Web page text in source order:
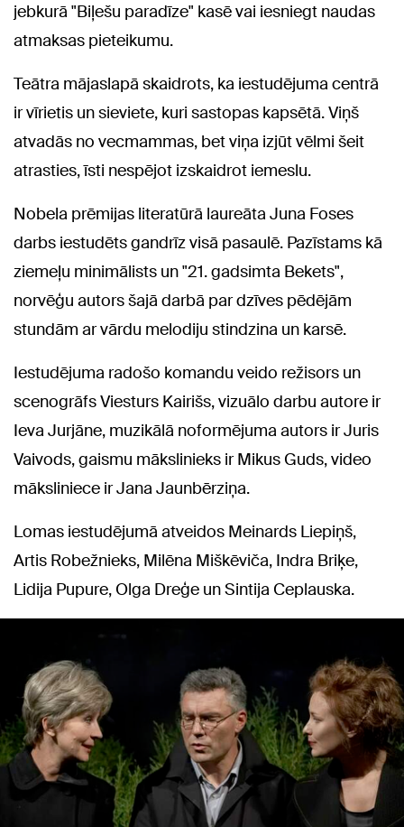
jebkurā "Biļešu paradīze" kasē vai iesniegt naudas
atmaksas pieteikumu.
Teātra mājaslapā skaidrots, ka iestudējuma centrā
ir vīrietis un sieviete, kuri sastopas kapsētā. Viņš
atvadās no vecmammas, bet viņa izjūt vēlmi šeit
atrasties, īsti nespējot izskaidrot iemeslu.
Nobela prēmijas literatūrā laureāta Juna Foses
darbs iestudēts gandrīz visā pasaulē. Pazīstams kā
ziemeļu minimālists un "21. gadsimta Bekets",
norvēģu autors šajā darbā par dzīves pēdējām
stundām ar vārdu melodiju stindzina un karsē.
Iestudējuma radošo komandu veido režisors un
scenogrāfs Viesturs Kairišs, vizuālo darbu autore ir
Ieva Jurjāne, muzikālā noformējuma autors ir Juris
Vaivods, gaismu mākslinieks ir Mikus Guds, video
māksliniece ir Jana Jaunbērziņa.
Lomas iestudējumā atveidos Meinards Liepiņš,
Artis Robežnieks, Milēna Miškēviča, Indra Briķe,
Lidija Pupure, Olga Dreģe un Sintija Ceplauska.